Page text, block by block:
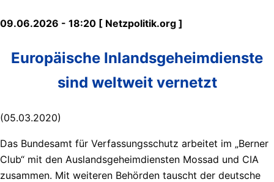
09.06.2026 - 18:20 [ Netzpolitik.org ]
Europäische Inlandsgeheimdienste
sind weltweit vernetzt
(05.03.2020)
Das Bundesamt für Verfassungsschutz arbeitet im „Berner
Club“ mit den Auslandsgeheimdiensten Mossad und CIA
zusammen. Mit weiteren Behörden tauscht der deutsche